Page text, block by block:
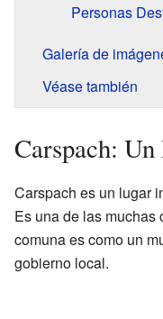
Personas
Galería de
Véase también
Carspach:
Carspach es un lugar
Es una de las muchas
comuna es como un
gobierno local.